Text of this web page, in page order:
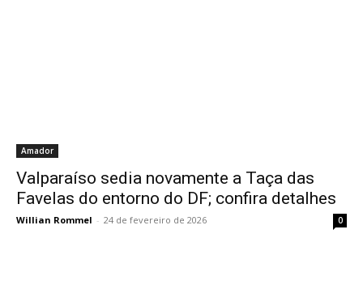
Amador
Valparaíso sedia novamente a Taça das
Favelas do entorno do DF; confira detalhes
Willian Rommel - 24 de fevereiro de 2026 0